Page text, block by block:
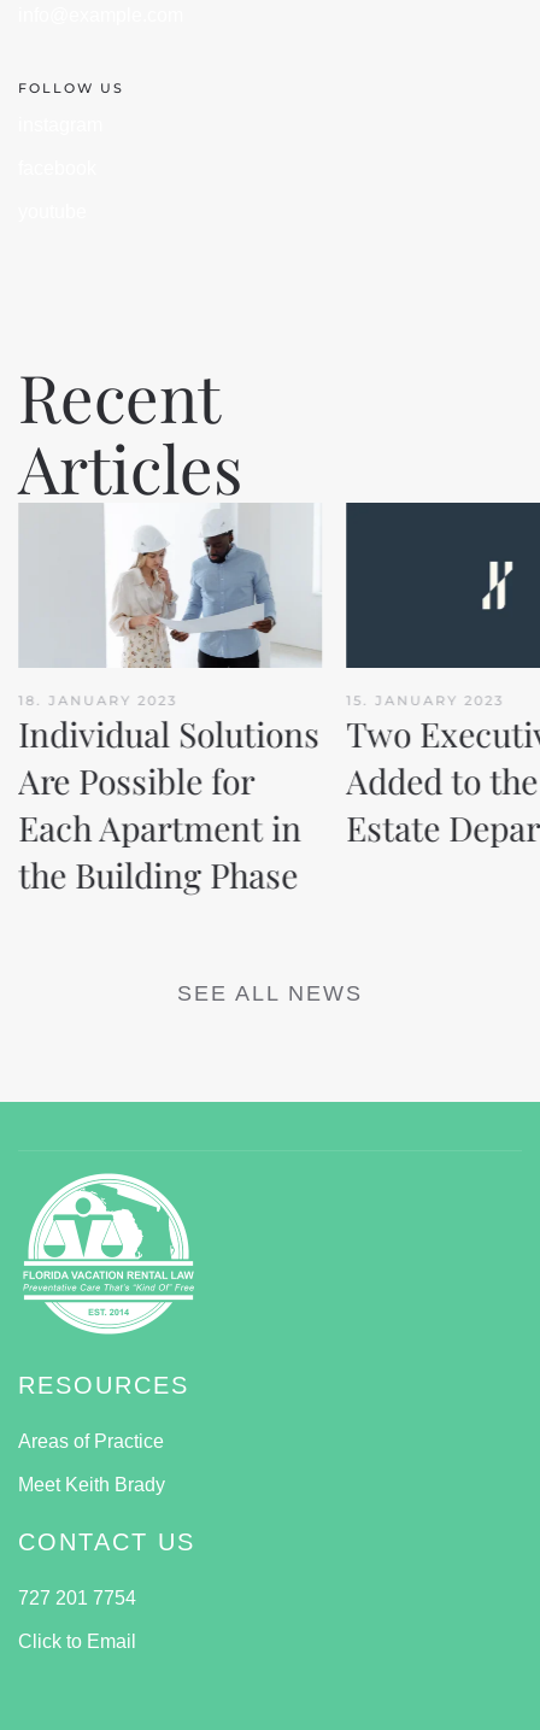
FOLLOW US
Recent
Articles
18. JANUARY 2023
Individual Solutions
Are Possible for
Each Apartment in
the Building Phase
15. JANUARY 2023
Two
Added to
Estate
SEE ALL NEWS
RESOURCES
Areas of Practice
Meet Keith Brady
CONTACT US
727 201 7754
Click to Email